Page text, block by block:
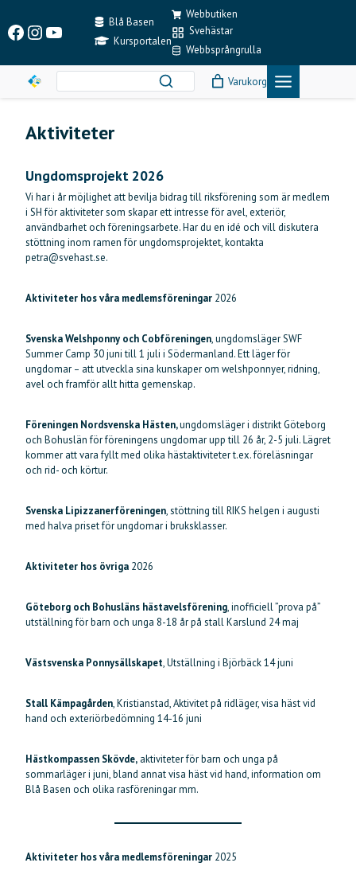
content
Facebook
Instagram
YouTubeBlå Basen
Kursportalen
Webbutiken
Svehästar
Webbsprångrulla
Varukorg
Aktiviteter
Ungdomsprojekt 2026
Vi har i år möjlighet att bevilja bidrag till riksförening som är medlem
i SH för aktiviteter som skapar ett intresse för avel, exteriör,
användbarhet och föreningsarbete. Har du en idé och vill diskutera
stöttning inom ramen för ungdomsprojektet, kontakta
petra@svehast.se.
Aktiviteter hos våra medlemsföreningar 2026
Svenska Welshponny och Cobföreningen, ungdomsläger SWF
Summer Camp 30 juni till 1 juli i Södermanland. Ett läger för
ungdomar – att utveckla sina kunskaper om welshponnyer, ridning,
avel och framför allt hitta gemenskap.
Föreningen Nordsvenska Hästen,ungdomsläger i distrikt Göteborg
och Bohuslän för föreningens ungdomar upp till 26 år, 2-5 juli. Lägret
kommer att vara fyllt med olika hästaktiviteter t.ex. föreläsningar
och rid- och körtur.
Svenska Lipizzanerföreningen, stöttning till RIKS helgen i augusti
med halva priset för ungdomar i bruksklasser.
Aktiviteter hos övriga 2026
Göteborg och Bohusläns hästavelsförening, inofficiell ”prova på”
utställning för barn och unga 8-18 år på stall Karslund 24 maj
Västsvenska Ponnysällskapet, Utställning i Björbäck 14 juni
Stall Kämpagården, Kristianstad, Aktivitet på ridläger, visa häst vid
hand och exteriörbedömning 14-16 juni
Hästkompassen Skövde, aktiviteter för barn och unga på
sommarläger i juni, bland annat visa häst vid hand, information om
Blå Basen och olika rasföreningar mm.
Aktiviteter hos våra medlemsföreningar 2025